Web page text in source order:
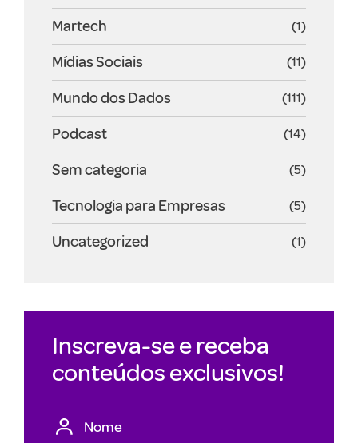
Martech (1)
Mídias Sociais (11)
Mundo dos Dados (111)
Podcast (14)
Sem categoria (5)
Tecnologia para Empresas (5)
Uncategorized (1)
Inscreva-se e receba
conteúdos exclusivos!